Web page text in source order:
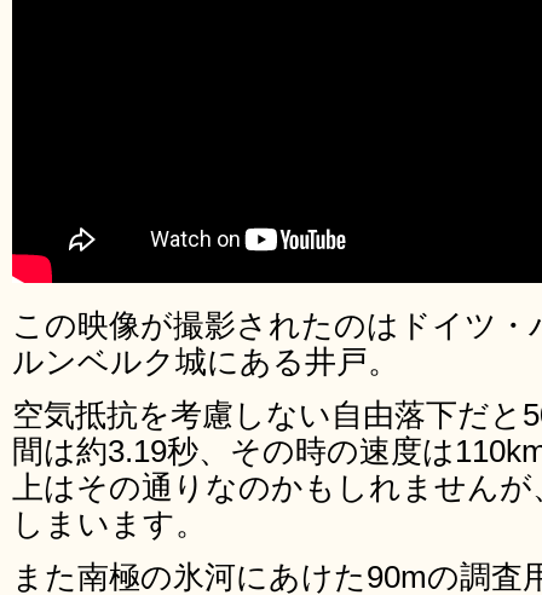
この映像が撮影されたのはドイツ
ルンベルク城にある井戸。
空気抵抗を考慮しない自由落下だと
間は約3.19秒、その時の速度は
上はその通りなのかもしれません
しまいます。
また南極の氷河にあけた90mの調査